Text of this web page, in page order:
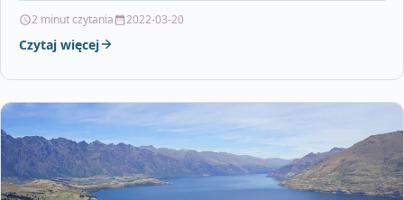
2 minut czytania 2022-03-20
Czytaj więcej